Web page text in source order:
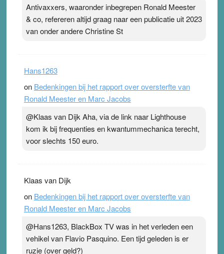
Antivaxxers, waaronder inbegrepen Ronald Meester
& co, refereren altijd graag naar een publicatie uit 2023
van onder andere Christine St
Hans1263
on Bedenkingen bij het rapport over oversterfte van
Ronald Meester en Marc Jacobs
@Klaas van Dijk Aha, via de link naar Lighthouse
kom ik bij frequenties en kwantummechanica terecht,
voor slechts 150 euro.
Klaas van Dijk
on Bedenkingen bij het rapport over oversterfte van
Ronald Meester en Marc Jacobs
@Hans1263, BlackBox TV was in het verleden een
vehikel van Flavio Pasquino. Een tijd geleden is er
ruzie (over geld?)